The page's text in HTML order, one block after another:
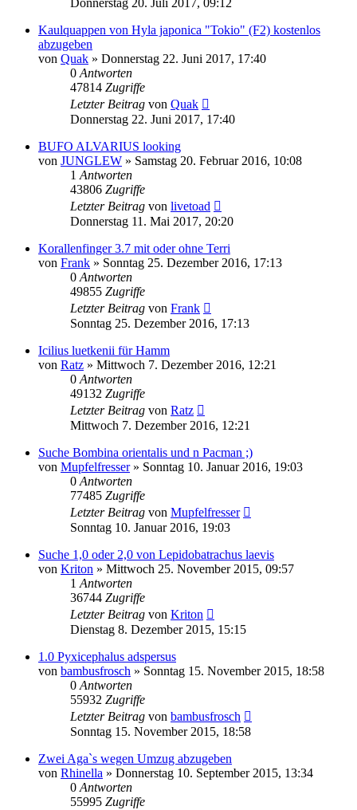
Kaulquappen von Hyla japonica "Tokio" (F2) kostenlos
abzugeben
von Quak » Donnerstag 22. Juni 2017, 17:40
0 Antworten
47814 Zugriffe
Letzter Beitrag von Quak
Donnerstag 22. Juni 2017, 17:40
BUFO ALVARIUS looking
von JUNGLEW » Samstag 20. Februar 2016, 10:08
1 Antworten
43806 Zugriffe
Letzter Beitrag von livetoad
Donnerstag 11. Mai 2017, 20:20
Korallenfinger 3.7 mit oder ohne Terri
von Frank » Sonntag 25. Dezember 2016, 17:13
0 Antworten
49855 Zugriffe
Letzter Beitrag von Frank
Sonntag 25. Dezember 2016, 17:13
Icilius luetkenii für Hamm
von Ratz » Mittwoch 7. Dezember 2016, 12:21
0 Antworten
49132 Zugriffe
Letzter Beitrag von Ratz
Mittwoch 7. Dezember 2016, 12:21
Suche Bombina orientalis und n Pacman ;)
von Mupfelfresser» Sonntag 10. Januar 2016, 19:03
0 Antworten
77485 Zugriffe
Letzter Beitrag von Mupfelfresser
Sonntag 10. Januar 2016, 19:03
Suche 1,0 oder 2,0 von Lepidobatrachus laevis
von Kriton » Mittwoch 25. November 2015, 09:57
1 Antworten
36744 Zugriffe
Letzter Beitrag von Kriton
Dienstag 8. Dezember 2015, 15:15
1.0 Pyxicephalus adspersus
von bambusfrosch » Sonntag 15. November 2015, 18:58
0 Antworten
55932 Zugriffe
Letzter Beitrag von bambusfrosch
Sonntag 15. November 2015, 18:58
Zwei Aga`s wegen Umzug abzugeben
von Rhinella » Donnerstag 10. September 2015, 13:34
0 Antworten
55995 Zugriffe